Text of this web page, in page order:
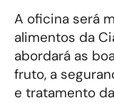
A oficina será
alimentos da
abordará as
fruto, a
e tratamento